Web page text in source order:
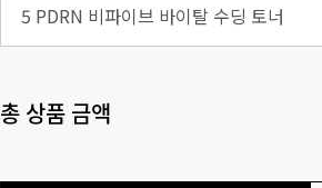
5 PDRN 비파이브 바이탈 수딩 토너
총 상품 금액